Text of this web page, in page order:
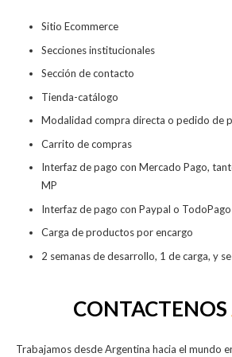
Sitio Ecommerce
Secciones institucionales
Sección de contacto
Tienda-catálogo
Modalidad compra directa o pedido de
Carrito de compras
Interfaz de pago con Mercado Pago,
MP
Interfaz de pago con Paypal o TodoPago
Carga de productos por encargo
2 semanas de desarrollo, 1 de carga, y
CONTACTENOS
Trabajamos desde Argentina hacia el mundo